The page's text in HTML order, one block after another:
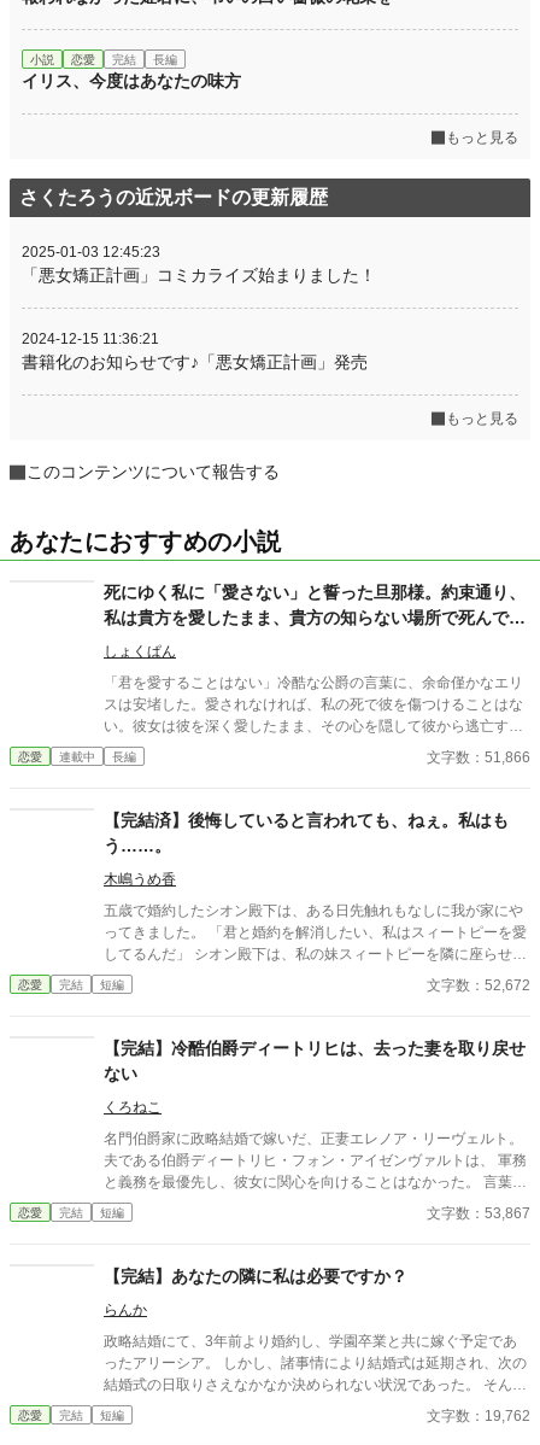
小説 恋愛 完結 長編
イリス、今度はあなたの味方
もっと見る
さくたろうの近況ボードの更新履歴
2025-01-03 12:45:23
「悪女矯正計画」コミカライズ始まりました！
2024-12-15 11:36:21
書籍化のお知らせです♪「悪女矯正計画」発売
もっと見る
このコンテンツについて報告する
あなたにおすすめの小説
死にゆく私に「愛さない」と誓った旦那様。約束通り、
私は貴方を愛したまま、貴方の知らない場所で死んであ
げます。
しょくぱん
「君を愛することはない」冷酷な公爵の言葉に、余命僅かなエリ
スは安堵した。愛されなければ、私の死で彼を傷つけることはな
い。彼女は彼を深く愛したまま、その心を隠して彼から逃亡す
る。一人静かに息を引き取るために。しかし彼女の死は、公爵の
狂おしい後悔と執着を呼び覚ましてしまう。決して交わらない二
恋愛 連載中 長編 文字数：51,866
【完結済】後悔していると言われても、ねぇ。私はも
う……。
木嶋うめ香
五歳で婚約したシオン殿下は、ある日先触れもなしに我が家にや
ってきました。 「君と婚約を解消したい、私はスィートピーを愛
してるんだ」 シオン殿下は、私の妹スィートピーを隣に座らせ、
馬鹿なことを言い始めたのです。 妹はとても愛らしいですから、
殿下が思っても仕方がありません。 でも、それなら側妃でいいの
当に後悔はございませんか？
恋愛 完結 短編 文字数：52,672
【完結】冷酷伯爵ディートリヒは、去った妻を取り戻せ
ない
くろねこ
名門伯爵家に政略結婚で嫁いだ、正妻エレノア・リーヴェルト。
夫である伯爵ディートリヒ・フォン・アイゼンヴァルトは、 軍務
と義務を最優先し、彼女に関心を向けることはなかった。 言葉
も、視線も、愛情も与えられない日々。それでも伯爵夫人として
尽くし続けたエレノアは、ある一言をきっかけに、静かに伯爵家
ほど多くのものを、彼女から与えられていたのかを。 一方、エレ
ノアは新たな地でその才覚と人柄を評価され、 「必要とされる存
在」として歩き始めていた。 去った妻を想い、今さら後悔する冷
酷伯爵。前を向いて生きる正妻令嬢。 これは、失ってから愛に気
づいた男と、 二度と戻らないかもしれない夫婦の物語。 ――今さ
ら、遅いのです。
恋愛 完結 短編 文字数：53,867
【完結】あなたの隣に私は必要ですか？
らんか
政略結婚にて、3年前より婚約し、学園卒業と共に嫁ぐ予定であ
ったアリーシア。 しかし、諸事情により結婚式は延期され、次の
結婚式の日取りさえなかなか決められない状況であった。 そんな
アリーシアの婚約者ルートヴィッヒは、護衛対象である第三王女
ミーアの傍を片時も離れようとしない。 月1回の婚約者同士のお
恋愛 完結 短編 文字数：19,762